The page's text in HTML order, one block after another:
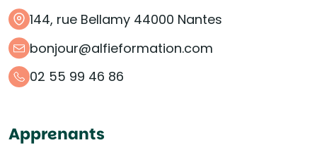
144, rue Bellamy 44000 Nantes
bonjour@alfieformation.com
02 55 99 46 86
Apprenants